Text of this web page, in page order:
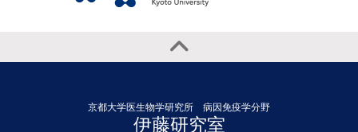
京都大学医生物学研究所 病因免疫学分野
伊藤研究室